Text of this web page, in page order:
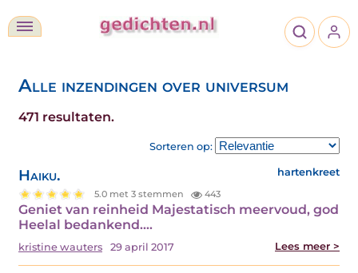
Alle inzendingen over universum
471 resultaten.
Sorteren op:
Haiku. hartenkreet
5.0 met 3 stemmen 443
Geniet van reinheid Majestatisch meervoud, god
Heelal bedankend.…
kristine wauters 29 april 2017 Lees meer >